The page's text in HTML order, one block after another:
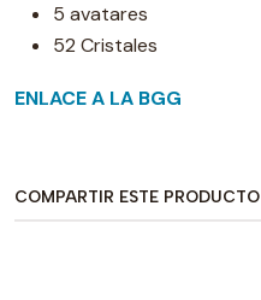
5 avatares
52 Cristales
ENLACE A LA BGG
COMPARTIR ESTE PRODUCTO